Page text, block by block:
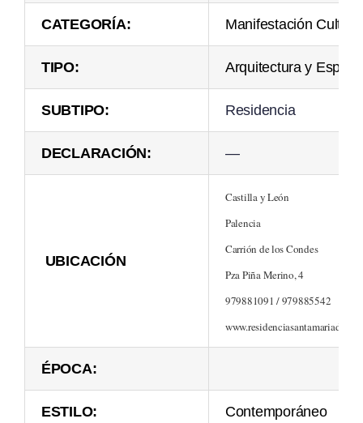
CATEGORÍA: Manifestación
TIPO: Arquitectura y
SUBTIPO: Residencia
DECLARACIÓN: —
UBICACIÓN
Castilla y León
Palencia
Carrión de los Condes
Pza Piña Merino, 4
979881091 / 979885542
ÉPOCA:
ESTILO: Contemporáneo